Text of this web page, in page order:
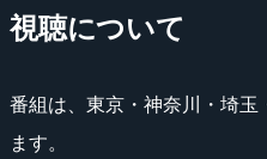
視聴について
番組は、東京・神奈川・埼玉
ます。